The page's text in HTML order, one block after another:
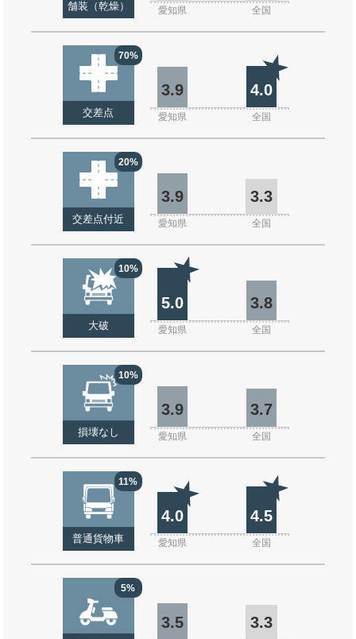
舗装（乾燥） 愛知県 全国
70%
交差点
3.9 4.0
愛知県 全国
20%
交差点付近
3.9 3.3
愛知県 全国
10%
大破
5.0 3.8
愛知県 全国
10%
損壊なし
3.9 3.7
愛知県 全国
11%
普通貨物車
4.0 4.5
愛知県 全国
5%
3.5 3.3